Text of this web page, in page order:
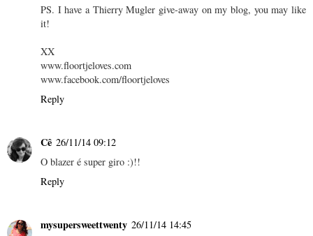
PS. I have a Thierry Mugler give-away on my blog, you may like
it!
XX
www.floortjeloves.com
www.facebook.com/floortjeloves
Reply
Cê 26/11/14 09:12
O blazer é super giro :)!!
Reply
mysupersweettwenty 26/11/14 14:45